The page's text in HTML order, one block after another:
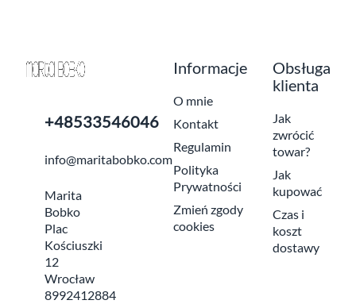
+48533546046
info@maritabobko.com
Marita
Bobko
Plac
Kościuszki
12
Wrocław
8992412884
Informacje
O mnie
Kontakt
Regulamin
Polityka
Prywatności
Zmień zgody
cookies
Obsługa
klienta
Jak
zwrócić
towar?
Jak
kupować
Czas i
koszt
dostawy